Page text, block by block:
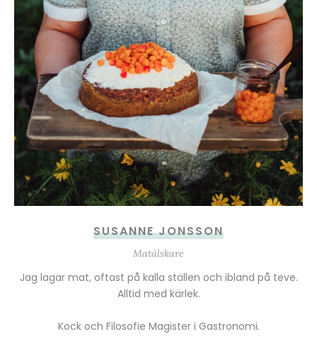
SUSANNE JONSSON
Matälskare
Jag lagar mat, oftast på kalla ställen och ibland på teve.
Alltid med kärlek.
Kock och Filosofie Magister i Gastronomi.